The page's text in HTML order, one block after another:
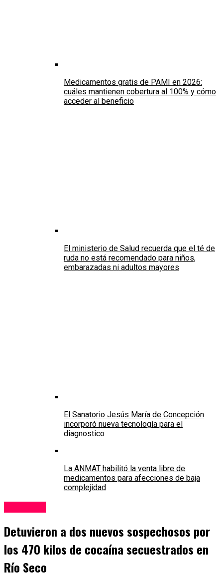
Medicamentos gratis de PAMI en 2026:
cuáles mantienen cobertura al 100% y cómo
acceder al beneficio
El ministerio de Salud recuerda que el té de
ruda no está recomendado para niños,
embarazadas ni adultos mayores
El Sanatorio Jesús María de Concepción
incorporó nueva tecnología para el
diagnostico
La ANMAT habilitó la venta libre de
medicamentos para afecciones de baja
complejidad
Detuvieron a dos nuevos sospechosos por
los 470 kilos de cocaína secuestrados en
Río Seco